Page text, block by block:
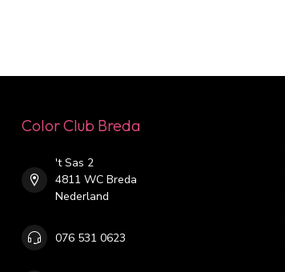
Color Club Breda
't Sas 2
4811 WC Breda
Nederland
076 531 0623